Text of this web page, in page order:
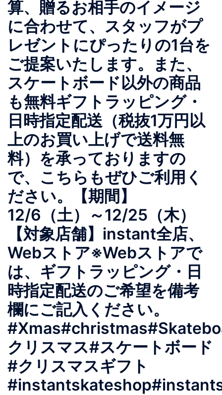
算、贈るお相手のイメージ
に合わせて、スタッフがプ
レゼントにぴったりの1台を
ご提案いたします。また、
スケートボード以外の商品
も無料ギフトラッピング・
日時指定配送（税抜1万円以
上のお買い上げで送料無
料）を承っておりますの
で、こちらもぜひご利用く
ださい。【期間】
12/6（土）～12/25（木）
【対象店舗】instant全店、
Webストア※Webストアで
は、ギフトラッピング・日
時指定配送のご希望を備考
欄にご記入ください。
クリスマス#スケートボード
#クリスマスギフト